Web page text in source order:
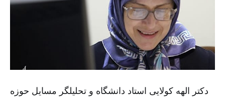
دکتر الهه کولایى استاد دانشگاه و تحلیلگر مسایل حوزه